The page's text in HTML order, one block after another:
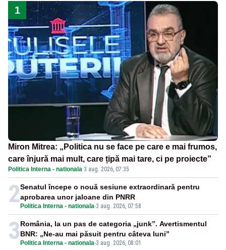
1
Miron Mitrea: „Politica nu se face pe care e mai frumos,
care înjură mai mult, care țipă mai tare, ci pe proiecte”
Politica Interna - nationala·3 aug. 2026, 07:35
2 Politica Interna - nationala-3 aug. 2026, 07:58
Senatul începe o nouă sesiune extraordinară pentru
aprobarea unor jaloane din PNRR
3 Politica Interna - nationala-3 aug. 2026, 08:01
România, la un pas de categoria „junk”. Avertismentul
BNR: „Ne-au mai păsuit pentru câteva luni”